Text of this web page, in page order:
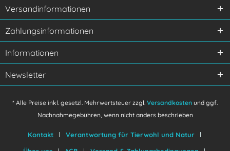
Ich habe die
verstanden und stimme zu.
Mit * gekennzeichnete Felder sind Pflichtfelder.
Senden
Versandinformationen
Zahlungsinformationen
Informationen
Newsletter
* Alle Preise inkl. gesetzl. Mehrwertsteuer zzgl. Versandkosten und ggf.
Nachnahmegebühren, wenn nicht anders beschrieben
Kontakt
Verantwortung für Tierwohl und Natur